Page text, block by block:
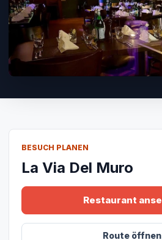
BESUCH PLANEN
La Via Del Muro
Restaurant
Route öffnen